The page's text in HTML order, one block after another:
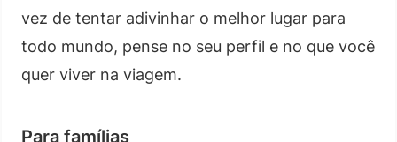
vez de tentar adivinhar o melhor lugar para
todo mundo, pense no seu perfil e no que você
quer viver na viagem.
Para famílias